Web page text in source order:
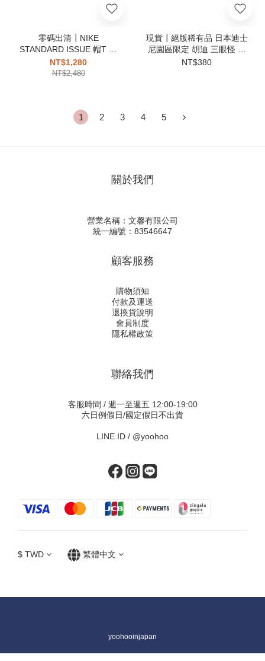
零碼出清┃NIKE
STANDARD ISSUE 帽T 長
袖 籃球 乾爽 抽繩 拉鍊口袋
黑 CV0865-010
NT$1,280
NT$2,480
現貨┃絕版稀有品 日本迪士
尼園區限定 胡迪 三眼怪 糖
果盒 糖果罐 吊飾
NT$380
1 2 3 4 5
關於我們
營業名稱：文馨有限公司
統一編號：83546647
顧客服務
購物須知
付款及運送
退換貨說明
會員制度
隱私權政策
聯絡我們
客服時間 / 週一至週五 12:00-19:00
六日例假日/國定假日不出貨
LINE ID / @yoohoo
$ TWD 繁體中文
yoohooinjapan